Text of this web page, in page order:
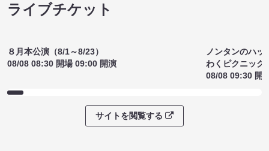
ライブチケット
８月本公演（8/1～8/23）
08/08 08:30 開場 09:00 開演
ノンタンのハッ
わくピクニック
08/08 09:30 開
サイトを閲覧する